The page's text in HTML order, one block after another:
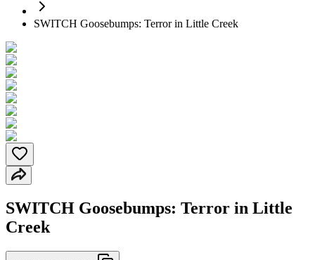
SWITCH Goosebumps: Terror in Little Creek
SWITCH Goosebumps: Terror in Little
Creek